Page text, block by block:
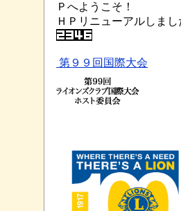
Ｐへようこそ！
ＨＰリニューアルしまし
第９９回国際大会